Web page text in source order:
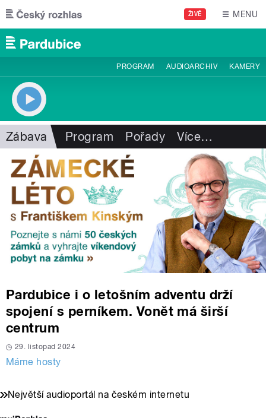
Přejít k hlavnímu obsahu
ŽIVĚ MENU
PROGRAM AUDIOARCHIV KAMERY
Zábava Program Pořady Více…
Pardubice i o letošním adventu drží
spojení s perníkem. Vonět má širší
centrum
29. listopad 2024
Máme hosty
Největší audioportál na českém internetu